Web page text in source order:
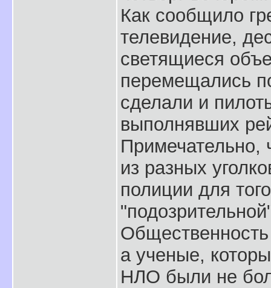
Как сообщило
телевидение,
светящиеся
перемещались
сделали и
выполнявших
Примечательно,
из разных
полиции для
а ученые,
НЛО были не